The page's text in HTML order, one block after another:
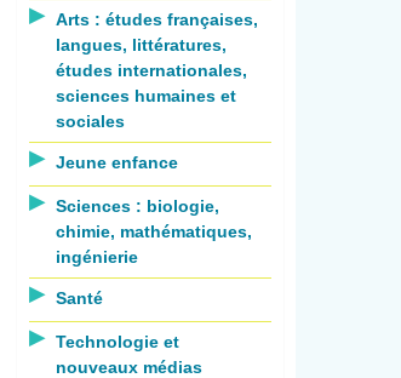
Arts : études françaises,
langues, littératures,
études internationales,
sciences humaines et
sociales
Jeune enfance
Sciences : biologie,
chimie, mathématiques,
ingénierie
Santé
Technologie et
nouveaux médias